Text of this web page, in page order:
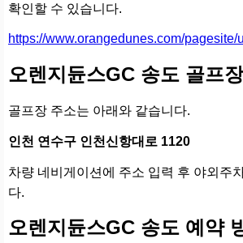
확인할 수 있습니다.
https://www.orangedunes.com/pagesite/
오렌지듄스GC 송도 골프
골프장 주소는 아래와 같습니다.
인천 연수구 인천신항대로 1120
차량 네비게이션에 주소 입력 후 야외주
다.
오렌지듄스GC 송도 예약